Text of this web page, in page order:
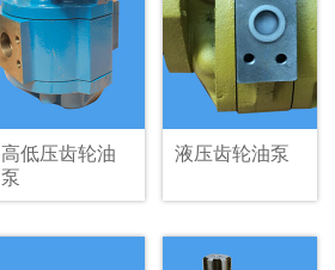
高低压齿轮油
泵
液压齿轮油泵